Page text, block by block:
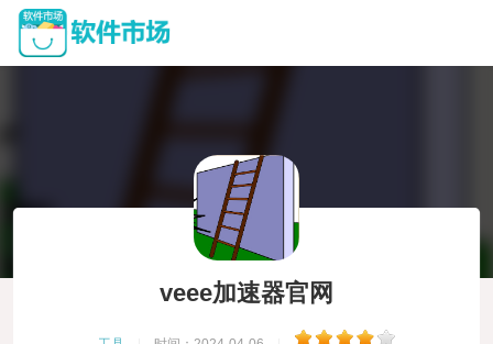
veee加速器官网